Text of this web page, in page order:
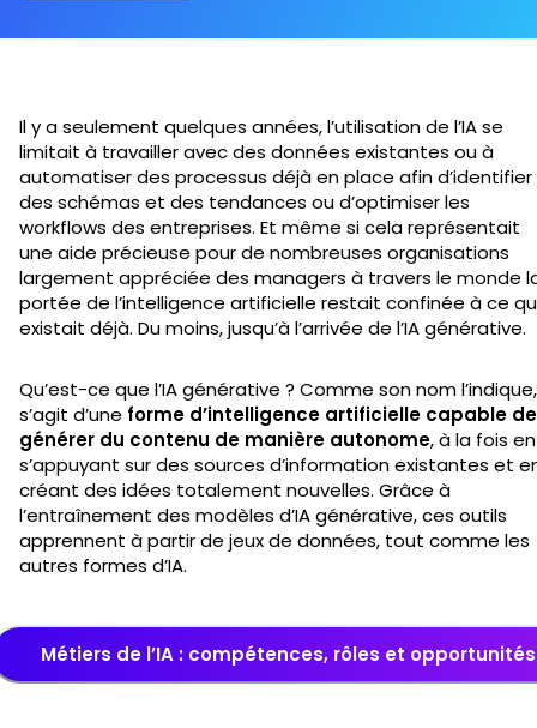
Il y a seulement quelques années, l’utilisation de l’IA se
limitait à travailler avec des données existantes ou à
automatiser des processus déjà en place afin d’identifier
des schémas et des tendances ou d’optimiser les
workflows des entreprises. Et même si cela représentait
une aide précieuse pour de nombreuses organisations
largement appréciée des managers à travers le monde
portée de l’intelligence artificielle restait confinée à ce
existait déjà. Du moins, jusqu’à l’arrivée de l’IA générative.
Qu’est-ce que l’IA générative ? Comme son nom
s’agit d’une forme d’intelligence artificielle capable de
générer du contenu de manière autonome, à la fois en
s’appuyant sur des sources d’information existantes et
créant des idées totalement nouvelles. Grâce à
l’entraînement des modèles d’IA générative, ces outils
apprennent à partir de jeux de données, tout comme les
autres formes d’IA.
Métiers de l’IA : compétences, rôles et opportunités